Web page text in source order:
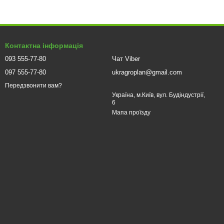
транспорту.
у штатну проводку.
Контактна інформація
093 555-77-80
097 555-77-80
Передзвонити вам?
Чат Viber
ukragroplan@gmail.com
Україна, м.Київ, вул. Будіндустрії,
6
Мапа проїзду